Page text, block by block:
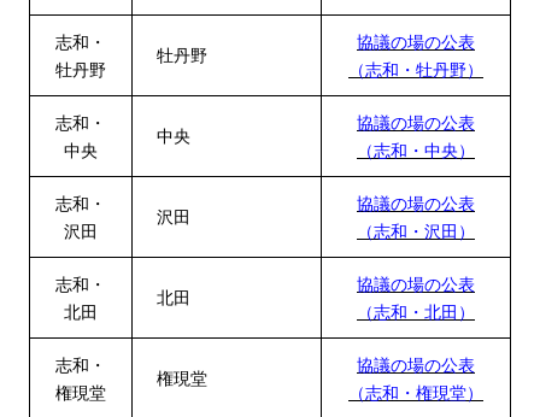
志和・
牡丹野
牡丹野
協議の場の公表
（志和・牡丹野）
志和・
中央
中央
協議の場の公表
（志和・中央）
志和・
沢田
沢田
協議の場の公表
（志和・沢田）
志和・
北田
北田
協議の場の公表
（志和・北田）
志和・
権現堂
権現堂
協議の場の公表
（志和・権現堂）